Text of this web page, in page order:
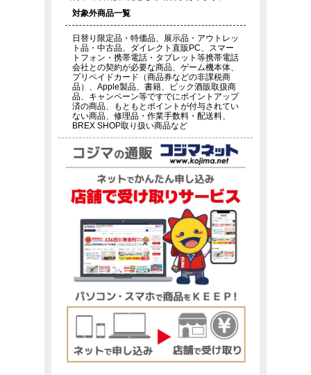
対象外商品一覧
日替り限定品・特価品、展示品・アウトレッ
ト品・中古品、ダイレクト直販PC、スマー
トフォン・携帯電話・タブレット等携帯電話
会社との契約が必要な商品、ゲーム機本体、
プリペイドカード（商品券などの非課税商
品）、Apple製品、書籍、ビック酒販取扱商
品、キャンペーン等ですでにポイントアップ
済の商品、もともとポイントが付与されてい
ない商品、修理品・作業手数料・配送料、
BREX SHOP取り扱い商品など